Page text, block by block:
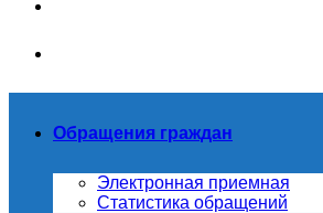
Обращения граждан
Электронная приемная
Статистика обращений